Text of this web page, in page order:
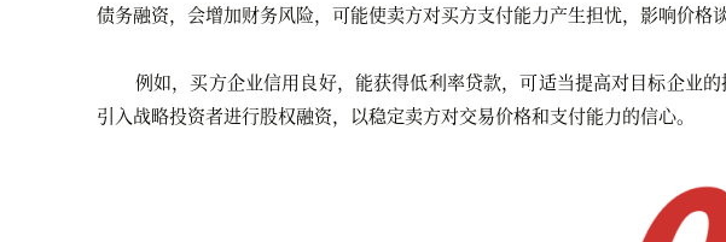
债务融资，会增加财务风险，可能使卖方对买方支付能力产生担忧，影响价格谈
例如，买方企业信用良好，能获得低利率贷款，可适当提高对目标企业
引入战略投资者进行股权融资，以稳定卖方对交易价格和支付能力的信心。